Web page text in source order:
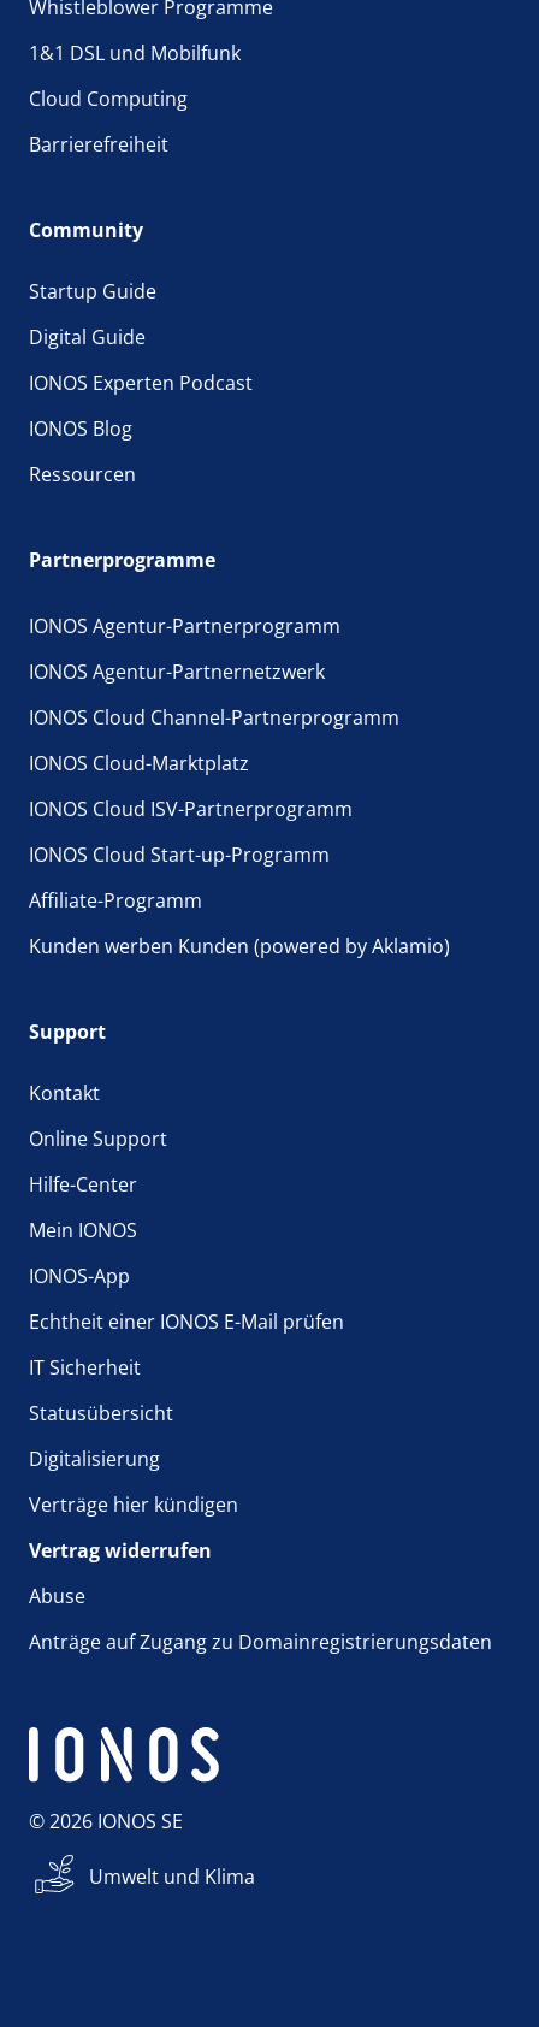
Whistleblower Programme
1&1 DSL und Mobilfunk
Cloud Computing
Barrierefreiheit
Community
Startup Guide
Digital Guide
IONOS Experten Podcast
IONOS Blog
Ressourcen
Partnerprogramme
IONOS Agentur-Partnerprogramm
IONOS Agentur-Partnernetzwerk
IONOS Cloud Channel-Partnerprogramm
IONOS Cloud-Marktplatz
IONOS Cloud ISV-Partnerprogramm
IONOS Cloud Start-up-Programm
Affiliate-Programm
Kunden werben Kunden (powered by Aklamio)
Support
Kontakt
Online Support
Hilfe-Center
Mein IONOS
IONOS-App
Echtheit einer IONOS E-Mail prüfen
IT Sicherheit
Statusübersicht
Digitalisierung
Verträge hier kündigen
Vertrag widerrufen
Abuse
Anträge auf Zugang zu Domainregistrierungsdaten
© 2026 IONOS SE
Umwelt und Klima